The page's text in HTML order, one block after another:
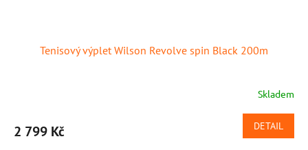
Tenisový výplet Wilson Revolve spin Black 200m
Skladem
2 799 Kč DETAIL